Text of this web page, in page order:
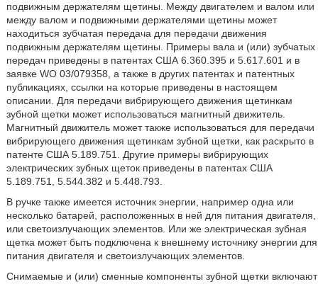
подвижным держателям щетины. Между двигателем и валом или
между валом и подвижными держателями щетины может
находиться зубчатая передача для передачи движения
подвижным держателям щетины. Примеры вала и (или) зубчатых
передач приведены в патентах США 6.360.395 и 5.617.601 и в
заявке WO 03/079358, а также в других патентах и патентных
публикациях, ссылки на которые приведены в настоящем
описании. Для передачи вибрирующего движения щетинкам
зубной щетки может использоваться магнитный движитель.
Магнитный движитель может также использоваться для передачи
вибрирующего движения щетинкам зубной щетки, как раскрыто в
патенте США 5.189.751. Другие примеры вибрирующих
электрических зубных щеток приведены в патентах США
5.189.751, 5.544.382 и 5.448.793.
В ручке также имеется источник энергии, например одна или
несколько батарей, расположенных в ней для питания двигателя,
или светоизлучающих элементов. Или же электрическая зубная
щетка может быть подключена к внешнему источнику энергии для
питания двигателя и светоизлучающих элементов.
Снимаемые и (или) сменные компоненты зубной щетки включают